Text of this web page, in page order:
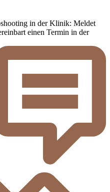
in der Klinik: Meldet
einen Termin in der